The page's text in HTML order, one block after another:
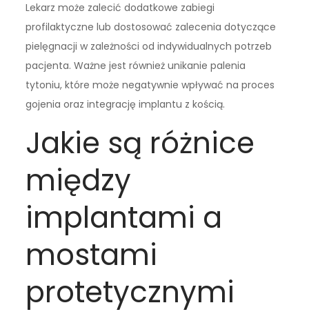
Lekarz może zalecić dodatkowe zabiegi
profilaktyczne lub dostosować zalecenia dotyczące
pielęgnacji w zależności od indywidualnych potrzeb
pacjenta. Ważne jest również unikanie palenia
tytoniu, które może negatywnie wpływać na proces
gojenia oraz integrację implantu z kością.
Jakie są różnice
między
implantami a
mostami
protetycznymi